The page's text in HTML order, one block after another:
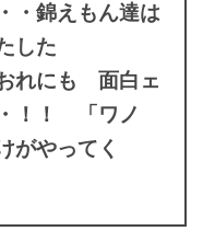
・錦えもん達は
した
れにも 面白ェ
！！ 「ワノ
がやってく